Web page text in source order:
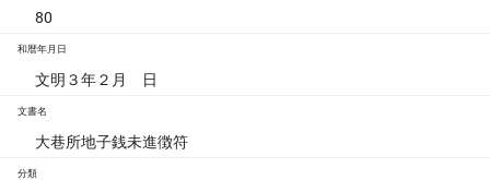
80
和暦年月日
文明３年２月 日
文書名
大巷所地子銭未進徴符
分類